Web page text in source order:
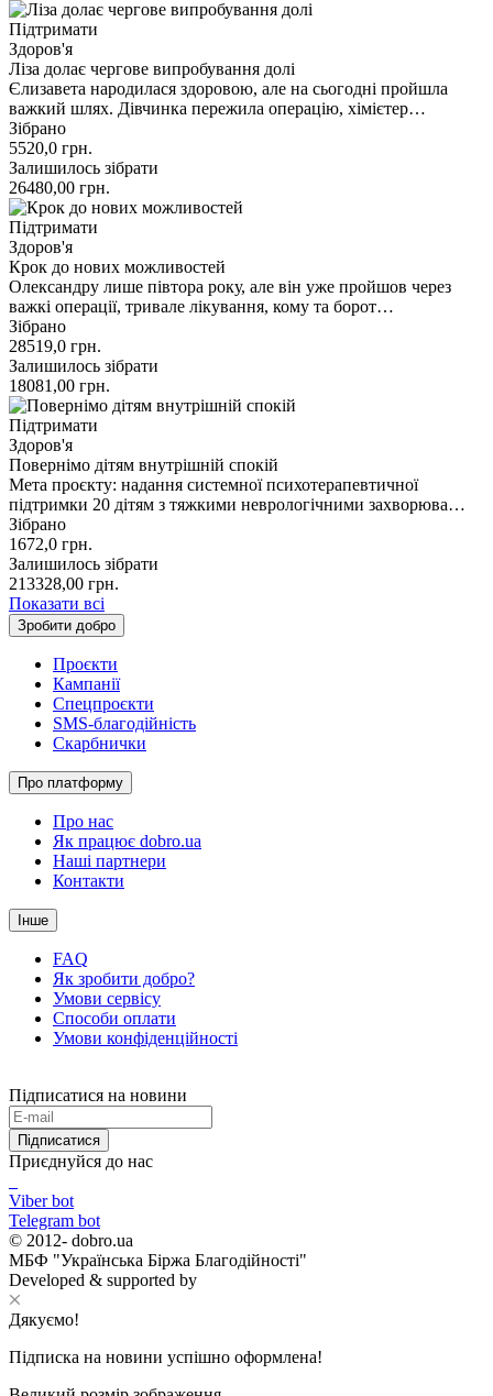
Підтримати
Здоров'я
Ліза долає чергове випробування долі
Єлизавета народилася здоровою, але на сьогодні пройшла
важкий шлях. Дівчинка пережила операцію, хімієтер…
Зібрано
5520,0 грн.
Залишилось зібрати
26480,00 грн.
Підтримати
Здоров'я
Крок до нових можливостей
Олександру лише півтора року, але він уже пройшов через
важкі операції, тривале лікування, кому та борот…
Зібрано
28519,0 грн.
Залишилось зібрати
18081,00 грн.
Підтримати
Здоров'я
Повернімо дітям внутрішній спокій
Мета проєкту: надання системної психотерапевтичної
підтримки 20 дітям з тяжкими неврологічними захворюва…
Зібрано
1672,0 грн.
Залишилось зібрати
213328,00 грн.
Показати всі
Зробити добро
Проєкти
Кампанії
Спецпроєкти
SMS-благодійність
Скарбнички
Про платформу
Про нас
Як працює dobro.ua
Наші партнери
Контакти
Інше
FAQ
Як зробити добро?
Умови сервісу
Способи оплати
Умови конфіденційності
Підписатися на новини
Підписатися
Приєднуйся до нас
Viber bot
Telegram bot
© 2012- dobro.ua
МБФ "Українська Біржа Благодійності"
Developed & supported by
Дякуємо!
Підписка на новини успішно оформлена!